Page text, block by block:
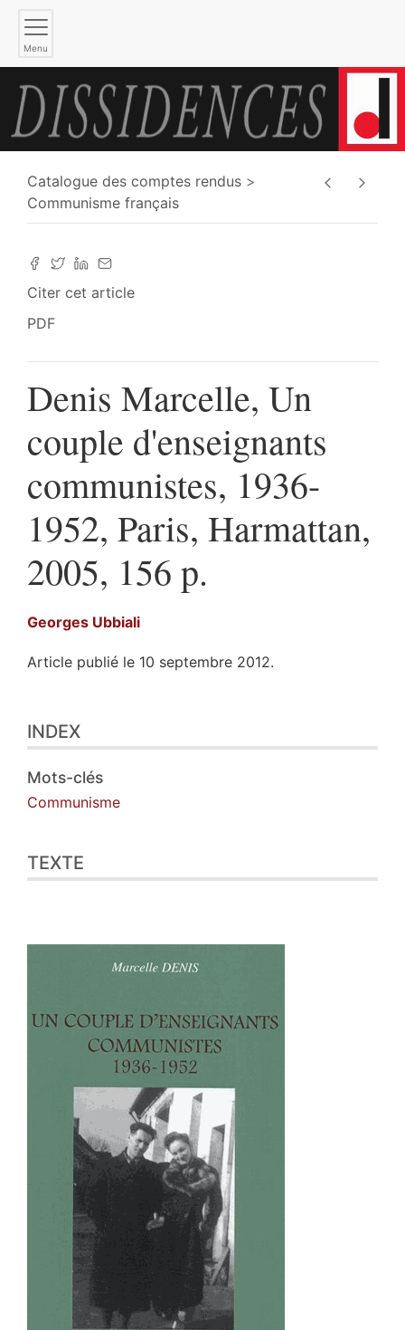
Menu
Catalogue des comptes rendus
Communisme français
Citer cet article
PDF
Denis Marcelle, Un
couple d'enseignants
communistes, 1936-
1952, Paris, Harmattan,
2005, 156 p.
Georges Ubbiali
Article publié le 10 septembre 2012.
Texte
Illustrations
Citer cet article
Auteur
INDEX
Mots-clés
Communisme
TEXTE